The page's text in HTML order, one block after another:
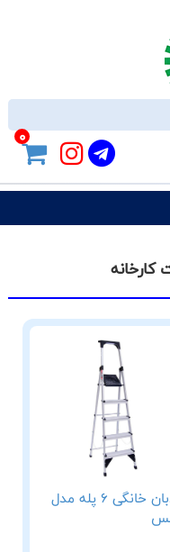
0
نردبان خانگی 6 پله مدل